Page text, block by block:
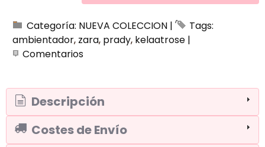
Categoría: NUEVA COLECCION |
Tags:
ambientador zara prady kelaatrose |
Comentarios
Descripción
Costes de Envío